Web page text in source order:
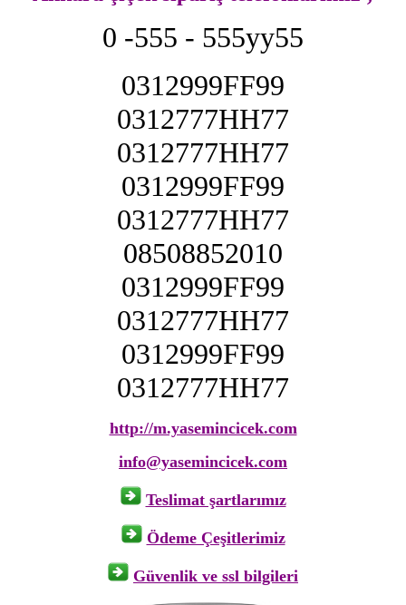
0 -555 - 555yy55
0312999FF99
0312777HH77
0312777HH77
0312999FF99
0312777HH77
08508852010
0312999FF99
0312777HH77
0312999FF99
0312777HH77
http://m.yasemincicek.com
info@yasemincicek.com
Teslimat şartlarımız
Ödeme Çeşitlerimiz
Güvenlik ve ssl bilgileri